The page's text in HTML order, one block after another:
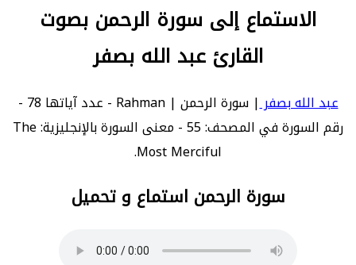
الاستماع إلى سورة الرحمن بصوت
القارئ عبد الله بصفر
عبد الله بصفر
| سورة الرحمن | Rahman - عدد آياتها 78 -
رقم السورة في المصحف: 55 - معنى السورة بالإنجليزية: The
Most Merciful.
سورة الرحمن استماع و تحميل